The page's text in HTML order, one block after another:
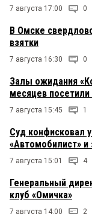
7 августа 17:00 0
В Омске
взятки
7 августа 16:30 0
Залы ожидания
месяцев
7 августа 15:45 1
Суд конфисковал
«Автомобилист»
7 августа 15:01 4
Генеральный
клуб «Омичка»
7 августа 14:00 2